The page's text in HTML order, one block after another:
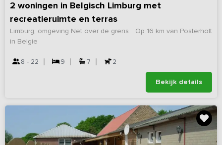
2 woningen in Belgisch Limburg met
recreatieruimte en terras
Op 16 km van Posterholt
Limburg, omgeving Net over de grens
in Belgie
8 - 22 9 7 2
Bekijk details